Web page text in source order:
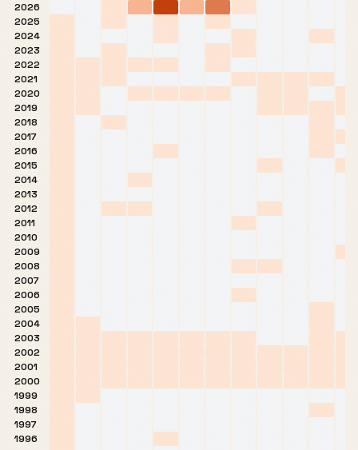
2026
2025
2024
2023
2022
2021
2020
2019
2018
2017
2016
2015
2014
2013
2012
2011
2010
2009
2008
2007
2006
2005
2004
2003
2002
2001
2000
1999
1998
1997
1996